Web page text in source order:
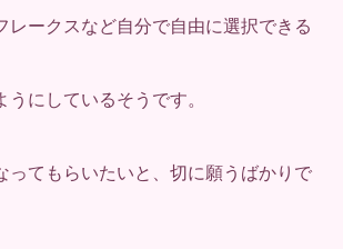
レークスなど自分で自由に選択できる
うにしているそうです。
ってもらいたいと、切に願うばかりで